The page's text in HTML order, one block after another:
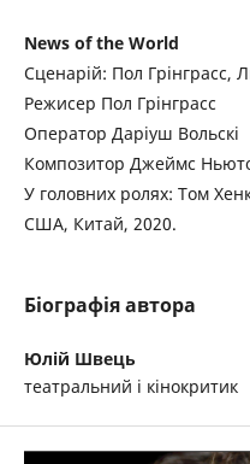
News of the World
Сценарій: Пол Грінграсс,
Режисер Пол Грінграсс
Оператор Даріуш Вольскі
Композитор Джеймс
У головних ролях: Том
США, Китай, 2020.
Біографія автора
Юлій Швець
театральний і кінокритик